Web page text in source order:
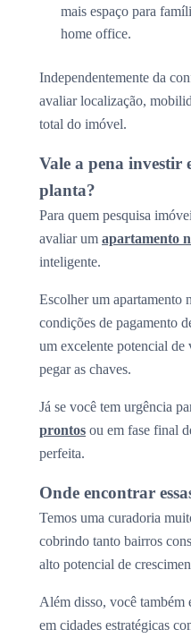
mais espaço para
home office.
Independentemente da
avaliar localização,
total do imóvel.
Vale a pena investir
planta?
Para quem pesquisa
avaliar um apartamento
inteligente.
Escolher um apartamento
condições de pagamento
um excelente potencial de
pegar as chaves.
Já se você tem urgência
prontos ou em fase final
perfeita.
Onde encontrar
Temos uma curadoria
cobrindo tanto bairros
alto potencial de
Além disso, você também
em cidades estratégicas